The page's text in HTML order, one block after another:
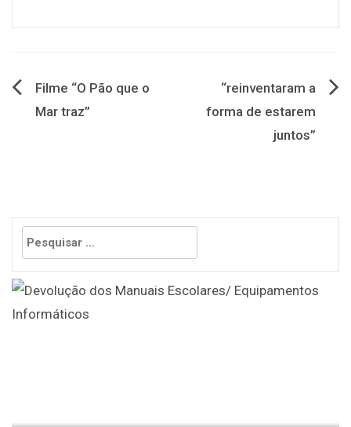
Navegação
Filme “O Pão que o
Mar traz”
“reinventaram a
forma de estarem
juntos”
Pesquisar